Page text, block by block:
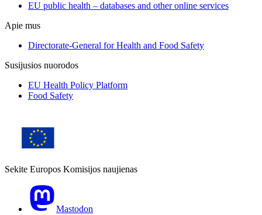
EU public health – databases and other online services
Apie mus
Directorate-General for Health and Food Safety
Susijusios nuorodos
EU Health Policy Platform
Food Safety
Sekite Europos Komisijos naujienas
Mastodon